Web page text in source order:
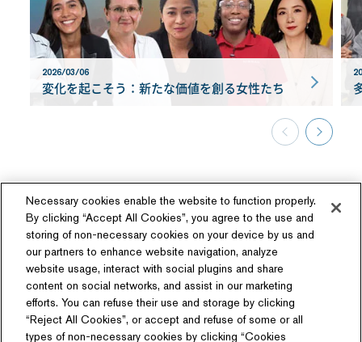
2026/03/06
変化を起こそう：新たな価値を創る女性たち
ソーシャルメディア
Necessary cookies enable the website to function properly.
By clicking “Accept All Cookies”, you agree to the use and
storing of non-necessary cookies on your device by us and
our partners to enhance website navigation, analyze
website usage, interact with social plugins and share
content on social networks, and assist in our marketing
efforts. You can refuse their use and storage by clicking
“Reject All Cookies”, or accept and refuse of some or all
types of non-necessary cookies by clicking “Cookies